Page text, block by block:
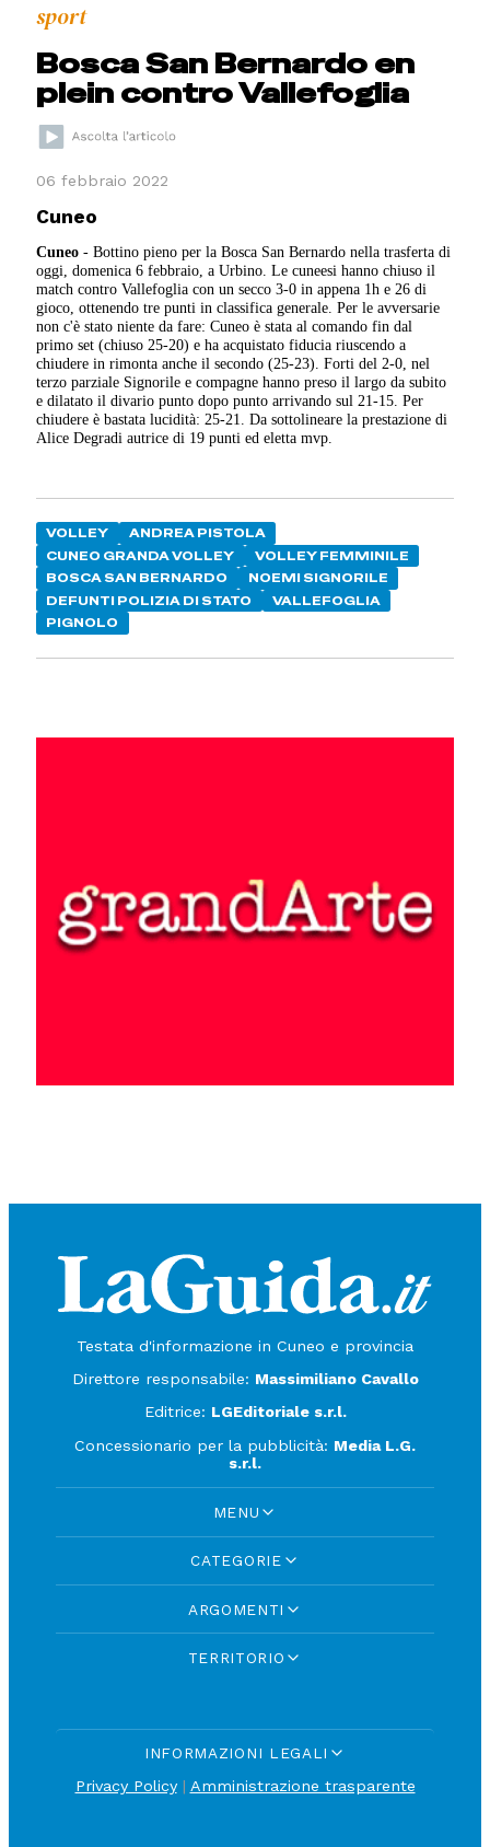
sport
Bosca San Bernardo en
plein contro Vallefoglia
06 febbraio 2022
Cuneo
Cuneo - Bottino pieno per la Bosca San Bernardo nella trasferta di
oggi, domenica 6 febbraio, a Urbino. Le cuneesi hanno chiuso il
match contro Vallefoglia con un secco 3-0 in appena 1h e 26 di
gioco, ottenendo tre punti in classifica generale. Per le avversarie
non c'è stato niente da fare: Cuneo è stata al comando fin dal
primo set (chiuso 25-20) e ha acquistato fiducia riuscendo a
chiudere in rimonta anche il secondo (25-23). Forti del 2-0, nel
terzo parziale Signorile e compagne hanno preso il largo da subito
e dilatato il divario punto dopo punto arrivando sul 21-15. Per
chiudere è bastata lucidità: 25-21. Da sottolineare la prestazione di
Alice Degradi autrice di 19 punti ed eletta mvp.
VOLLEY
ANDREA PISTOLA
CUNEO GRANDA VOLLEY
VOLLEY FEMMINILE
BOSCA SAN BERNARDO
NOEMI SIGNORILE
DEFUNTI POLIZIA DI STATO
VALLEFOGLIA
PIGNOLO
Testata d'informazione in Cuneo e provincia
Direttore responsabile: Massimiliano Cavallo
Editrice: LGEditoriale s.r.l.
Concessionario per la pubblicità: Media L.G.
s.r.l.
MENU
CATEGORIE
ARGOMENTI
TERRITORIO
INFORMAZIONI LEGALI
Privacy Policy| Amministrazione trasparente